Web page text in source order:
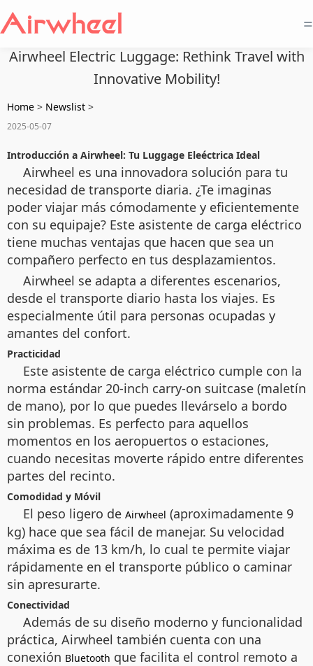
=
Airwheel Electric Luggage: Rethink Travel with
Innovative Mobility!
Home > Newslist >
2025-05-07
Introducción a Airwheel: Tu Luggage Eleéctrica Ideal
Airwheel es una innovadora solución para tu
necesidad de transporte diaria. ¿Te imaginas
poder viajar más cómodamente y eficientemente
con su equipaje? Este asistente de carga eléctrico
tiene muchas ventajas que hacen que sea un
compañero perfecto en tus desplazamientos.
Airwheel se adapta a diferentes escenarios,
desde el transporte diario hasta los viajes. Es
especialmente útil para personas ocupadas y
amantes del confort.
Practicidad
Este asistente de carga eléctrico cumple con la
norma estándar 20-inch carry-on suitcase (maletín
de mano), por lo que puedes llevárselo a bordo
sin problemas. Es perfecto para aquellos
momentos en los aeropuertos o estaciones,
cuando necesitas moverte rápido entre diferentes
partes del recinto.
Comodidad y Móvil
El peso ligero de Airwheel (aproximadamente 9
kg) hace que sea fácil de manejar. Su velocidad
máxima es de 13 km/h, lo cual te permite viajar
rápidamente en el transporte público o caminar
sin apresurarte.
Conectividad
Además de su diseño moderno y funcionalidad
práctica, Airwheel también cuenta con una
conexión Bluetooth que facilita el control remoto a